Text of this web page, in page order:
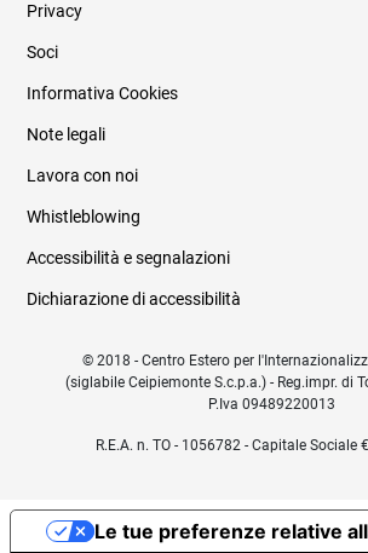
Privacy
Soci
Informativa Cookies
Note legali
Lavora con noi
Whistleblowing
Accessibilità e segnalazioni
Dichiarazione di accessibilità
© 2018 - Centro Estero per
(siglabile Ceipiemonte S.c.p.a.) - Reg.impr. di
P.Iva 09489220013
R.E.A. n. TO - 1056782 - Capitale Sociale
Le tue preferenze relative